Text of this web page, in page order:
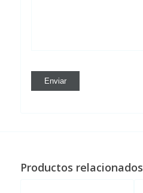
Productos relacionados